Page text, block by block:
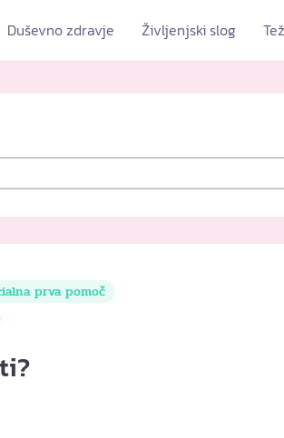
Duševno zdravje Življenjski slog
prva pomoč